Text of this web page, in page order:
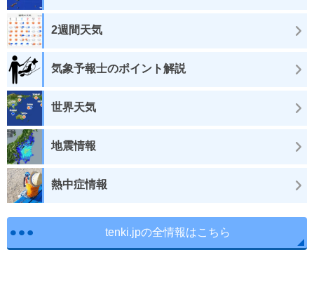
2週間天気
気象予報士のポイント解説
世界天気
地震情報
熱中症情報
tenki.jpの全情報はこちら